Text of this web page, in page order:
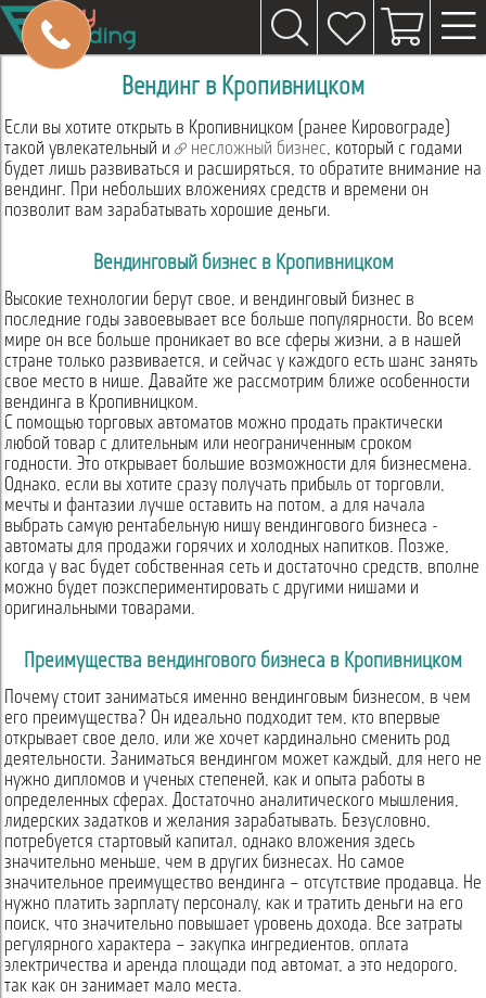
Вендинг в Кропивницком
Если вы хотите открыть в Кропивницком (ранее Кировограде)
такой увлекательный и
несложный бизнес, который с годами
будет лишь развиваться и расширяться, то обратите внимание на
вендинг. При небольших вложениях средств и времени он
позволит вам зарабатывать хорошие деньги.
Вендинговый бизнес в Кропивницком
Высокие технологии берут свое, и вендинговый бизнес в
последние годы завоевывает все больше популярности. Во всем
мире он все больше проникает во все сферы жизни, а в нашей
стране только развивается, и сейчас у каждого есть шанс занять
свое место в нише. Давайте же рассмотрим ближе особенности
вендинга в Кропивницком.
С помощью торговых автоматов можно продать практически
любой товар с длительным или неограниченным сроком
годности. Это открывает большие возможности для бизнесмена.
Однако, если вы хотите сразу получать прибыль от торговли,
мечты и фантазии лучше оставить на потом, а для начала
выбрать самую рентабельную нишу вендингового бизнеса -
автоматы для продажи горячих и холодных напитков. Позже,
когда у вас будет собственная сеть и достаточно средств, вполне
можно будет поэкспериментировать с другими нишами и
оригинальными товарами.
Преимущества вендингового бизнеса в Кропивницком
Почему стоит заниматься именно вендинговым бизнесом, в чем
его преимущества? Он идеально подходит тем, кто впервые
открывает свое дело, или же хочет кардинально сменить род
деятельности. Заниматься вендингом может каждый, для него не
нужно дипломов и ученых степеней, как и опыта работы в
определенных сферах. Достаточно аналитического мышления,
лидерских задатков и желания зарабатывать. Безусловно,
потребуется стартовый капитал, однако вложения здесь
значительно меньше, чем в других бизнесах. Но самое
значительное преимущество вендинга – отсутствие продавца. Не
нужно платить зарплату персоналу, как и тратить деньги на его
поиск, что значительно повышает уровень дохода. Все затраты
регулярного характера – закупка ингредиентов, оплата
электричества и аренда площади под автомат, а это недорого,
так как он занимает мало места.